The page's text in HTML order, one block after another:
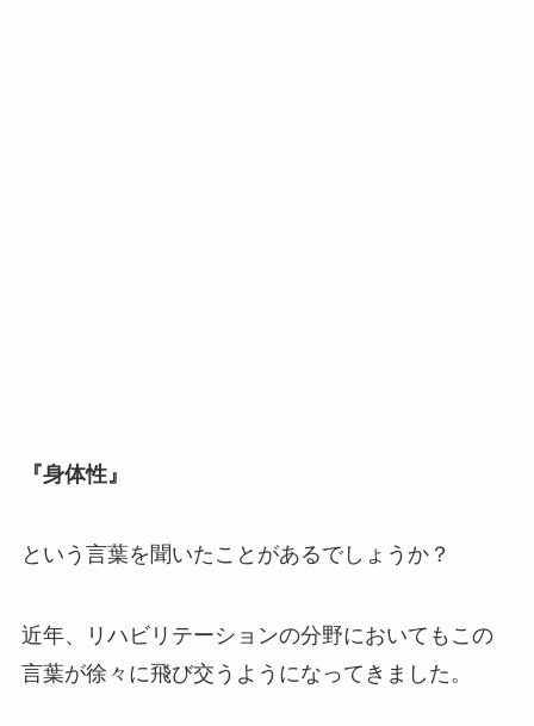
『身体性』
という言葉を聞いたことがあるでしょうか？
近年、リハビリテーションの分野においてもこの
言葉が徐々に飛び交うようになってきました。